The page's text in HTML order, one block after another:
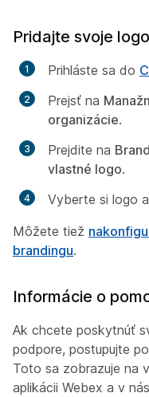
Pridajte svoje logo
Prihláste sa do
Prejsť na
organizácie.
Prejdite na
vlastné logo.
Vyberte si logo
Môžete tiež
brandingu.
Informácie o
Ak chcete poskytnúť
podpore, postupujte
Toto sa zobrazuje na
aplikácii Webex a v